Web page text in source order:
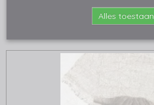
Alles toestaan